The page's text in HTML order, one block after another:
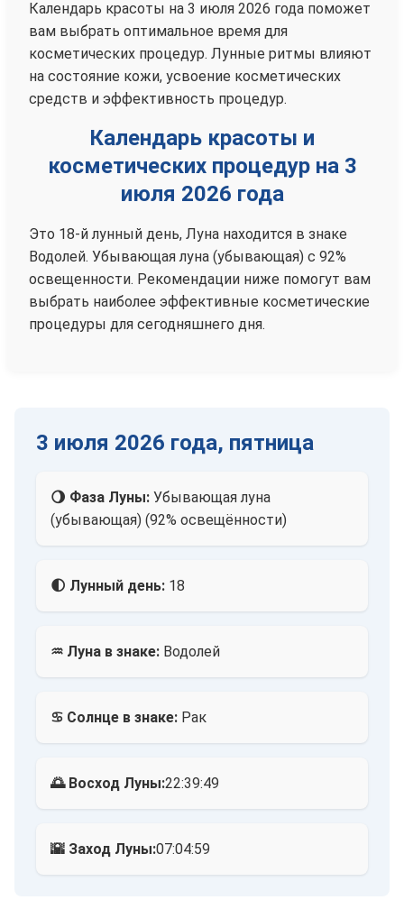
Календарь красоты на 3 июля 2026 года поможет
вам выбрать оптимальное время для
косметических процедур. Лунные ритмы влияют
на состояние кожи, усвоение косметических
средств и эффективность процедур.
Календарь красоты и
косметических процедур на 3
июля 2026 года
Это 18-й лунный день, Луна находится в знаке
Водолей. Убывающая луна (убывающая) с 92%
освещенности. Рекомендации ниже помогут вам
выбрать наиболее эффективные косметические
процедуры для сегодняшнего дня.
3 июля 2026 года, пятница
🌖 Фаза Луны: Убывающая луна
(убывающая) (92% освещённости)
🌓 Лунный день: 18
♒ Луна в знаке: Водолей
♋ Солнце в знаке: Рак
🌅 Восход Луны:22:39:49
🌇 Заход Луны:07:04:59